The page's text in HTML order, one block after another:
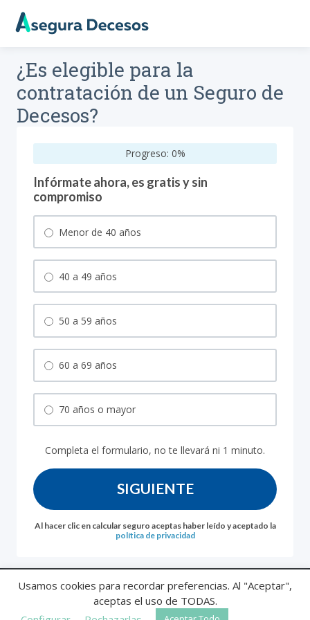
¿Es elegible para la
contratación de un Seguro de
Decesos?
Progreso: 0%
Infórmate ahora, es gratis y sin
compromiso
Menor de 40 años
40 a 49 años
50 a 59 años
60 a 69 años
70 años o mayor
Completa el formulario, no te llevará ni 1 minuto.
SIGUIENTE
Al hacer clic en calcular seguro aceptas haber leído y aceptado la
política de privacidad
Política de
Aviso
Legal
Politica de
cookies
Información previa al
asegurado
Usamos cookies para recordar preferencias. Al "Aceptar",
aceptas el uso de TODAS.